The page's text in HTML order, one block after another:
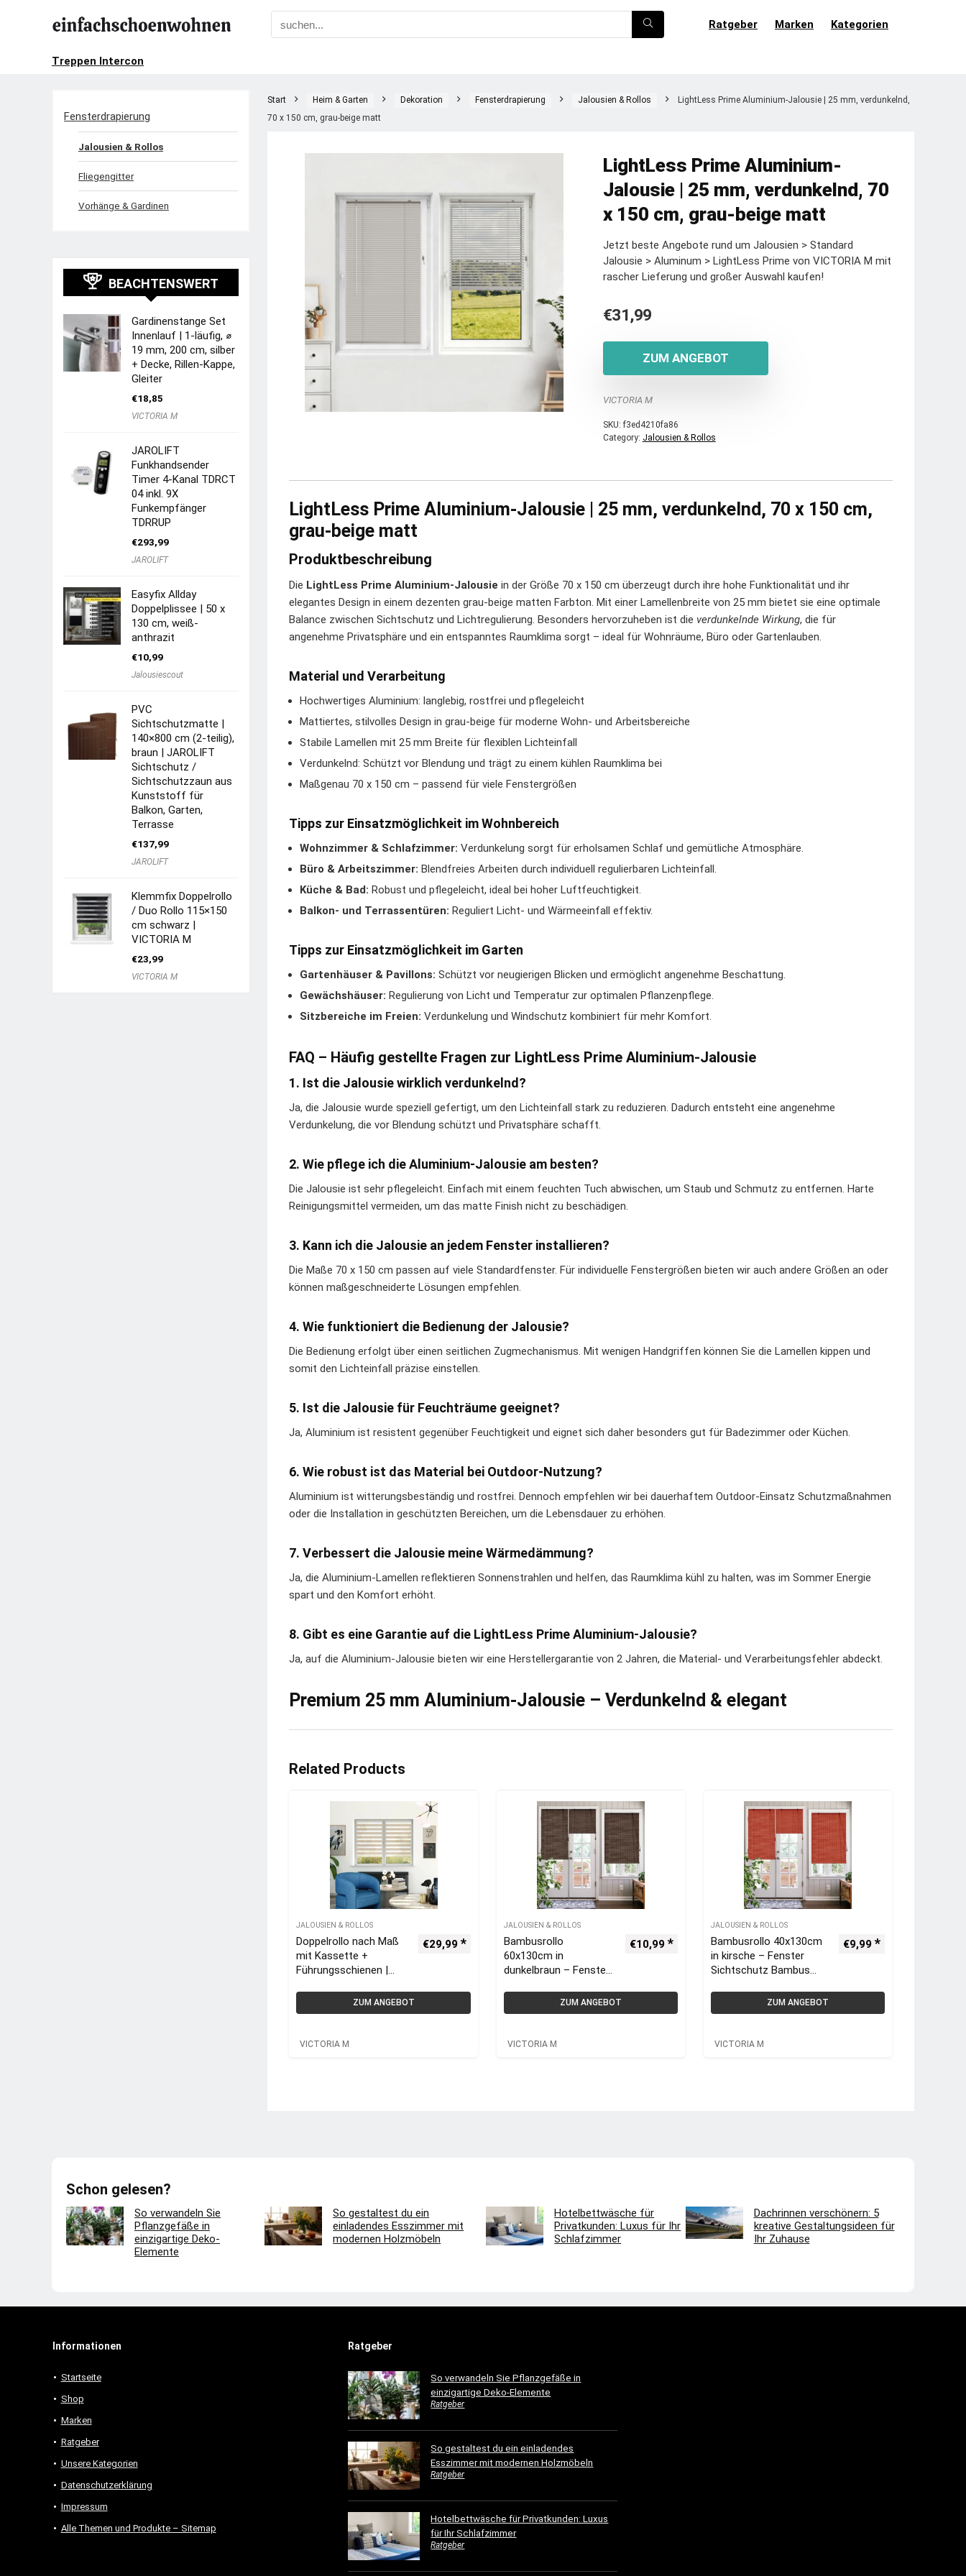
Ratgeber Marken Kategorien
Treppen Intercon
Start Heim & Garten Dekoration Fensterdrapierung Jalousien & Rollos
LightLess Prime Aluminium-Jalousie | 25 mm, verdunkelnd,
70 x 150 cm, grau-beige matt
LightLess Prime Aluminium-
Jalousie | 25 mm, verdunkelnd, 70
x 150 cm, grau-beige matt
Jetzt beste Angebote rund um Jalousien > Standard
Jalousie > Aluminum > LightLess Prime von VICTORIA M mit
rascher Lieferung und großer Auswahl kaufen!
€31,99
ZUM ANGEBOT
VICTORIA M
SKU:f3ed4210fa86
Category: Jalousien & Rollos
LightLess Prime Aluminium-Jalousie | 25 mm, verdunkelnd, 70 x 150 cm,
grau-beige matt
Produktbeschreibung
Die LightLess Prime Aluminium-Jalousie in der Größe 70 x 150 cm überzeugt durch ihre hohe Funktionalität und ihr
elegantes Design in einem dezenten grau-beige matten Farbton. Mit einer Lamellenbreite von 25 mm bietet sie eine optimale
Balance zwischen Sichtschutz und Lichtregulierung. Besonders hervorzuheben ist die verdunkelnde Wirkung, die für
angenehme Privatsphäre und ein entspanntes Raumklima sorgt – ideal für Wohnräume, Büro oder Gartenlauben.
Material und Verarbeitung
Hochwertiges Aluminium: langlebig, rostfrei und pflegeleicht
Mattiertes, stilvolles Design in grau-beige für moderne Wohn- und Arbeitsbereiche
Stabile Lamellen mit 25 mm Breite für flexiblen Lichteinfall
Verdunkelnd: Schützt vor Blendung und trägt zu einem kühlen Raumklima bei
Maßgenau 70 x 150 cm – passend für viele Fenstergrößen
Tipps zur Einsatzmöglichkeit im Wohnbereich
Wohnzimmer & Schlafzimmer: Verdunkelung sorgt für erholsamen Schlaf und gemütliche Atmosphäre.
Büro & Arbeitszimmer: Blendfreies Arbeiten durch individuell regulierbaren Lichteinfall.
Küche & Bad: Robust und pflegeleicht, ideal bei hoher Luftfeuchtigkeit.
Balkon- und Terrassentüren: Reguliert Licht- und Wärmeeinfall effektiv.
Tipps zur Einsatzmöglichkeit im Garten
Gartenhäuser & Pavillons: Schützt vor neugierigen Blicken und ermöglicht angenehme Beschattung.
Gewächshäuser: Regulierung von Licht und Temperatur zur optimalen Pflanzenpflege.
Sitzbereiche im Freien: Verdunkelung und Windschutz kombiniert für mehr Komfort.
FAQ – Häufig gestellte Fragen zur LightLess Prime Aluminium-Jalousie
1. Ist die Jalousie wirklich verdunkelnd?
Ja, die Jalousie wurde speziell gefertigt, um den Lichteinfall stark zu reduzieren. Dadurch entsteht eine angenehme
Verdunkelung, die vor Blendung schützt und Privatsphäre schafft.
2. Wie pflege ich die Aluminium-Jalousie am besten?
Die Jalousie ist sehr pflegeleicht. Einfach mit einem feuchten Tuch abwischen, um Staub und Schmutz zu entfernen. Harte
Reinigungsmittel vermeiden, um das matte Finish nicht zu beschädigen.
3. Kann ich die Jalousie an jedem Fenster installieren?
Die Maße 70 x 150 cm passen auf viele Standardfenster. Für individuelle Fenstergrößen bieten wir auch andere Größen an oder
können maßgeschneiderte Lösungen empfehlen.
4. Wie funktioniert die Bedienung der Jalousie?
Die Bedienung erfolgt über einen seitlichen Zugmechanismus. Mit wenigen Handgriffen können Sie die Lamellen kippen und
somit den Lichteinfall präzise einstellen.
5. Ist die Jalousie für Feuchträume geeignet?
Ja, Aluminium ist resistent gegenüber Feuchtigkeit und eignet sich daher besonders gut für Badezimmer oder Küchen.
6. Wie robust ist das Material bei Outdoor-Nutzung?
Aluminium ist witterungsbeständig und rostfrei. Dennoch empfehlen wir bei dauerhaftem Outdoor-Einsatz Schutzmaßnahmen
oder die Installation in geschützten Bereichen, um die Lebensdauer zu erhöhen.
7. Verbessert die Jalousie meine Wärmedämmung?
Ja, die Aluminium-Lamellen reflektieren Sonnenstrahlen und helfen, das Raumklima kühl zu halten, was im Sommer Energie
spart und den Komfort erhöht.
8. Gibt es eine Garantie auf die LightLess Prime Aluminium-Jalousie?
Ja, auf die Aluminium-Jalousie bieten wir eine Herstellergarantie von 2 Jahren, die Material- und Verarbeitungsfehler abdeckt.
Premium 25 mm Aluminium-Jalousie – Verdunkelnd & elegant
Related Products
JALOUSIEN & ROLLOS
Doppelrollo nach Maß
mit Kassette +
Führungsschienen |
€29,99
ZUM ANGEBOT
VICTORIA M
JALOUSIEN & ROLLOS
Bambusrollo
60x130cm in
dunkelbraun – Fenster
Rollos | VICTORIA M
€10,99
ZUM ANGEBOT
VICTORIA M
JALOUSIEN & ROLLOS
Bambusrollo 40x130cm
in kirsche – Fenster
Sichtschutz Bambus
€9,99
ZUM ANGEBOT
VICTORIA M
Fensterdrapierung
Jalousien & Rollos
Fliegengitter
Vorhänge & Gardinen
BEACHTENSWERT
Gardinenstange Set
Innenlauf | 1-läufig, ⌀
19 mm, 200 cm, silber
+ Decke, Rillen-Kappe,
Gleiter
€18,85
VICTORIA M
JAROLIFT
Funkhandsender
Timer 4-Kanal TDRCT
04 inkl. 9X
Funkempfänger
TDRRUP
€293,99
JAROLIFT
Easyfix Allday
Doppelplissee | 50 x
130 cm, weiß-
anthrazit
€10,99
Jalousiescout
PVC
Sichtschutzmatte |
140×800 cm (2-teilig),
braun | JAROLIFT
Sichtschutz /
Sichtschutzzaun aus
Kunststoff für
Balkon, Garten,
Terrasse
€137,99
JAROLIFT
Klemmfix Doppelrollo
/ Duo Rollo 115×150
cm schwarz |
VICTORIA M
€23,99
VICTORIA M
Schon gelesen?
So verwandeln Sie
Pflanzgefäße in
einzigartige Deko-
Elemente
So gestaltest du ein
einladendes Esszimmer mit
modernen Holzmöbeln
Hotelbettwäsche für
Privatkunden: Luxus für Ihr
Schlafzimmer
Dachrinnen verschönern: 5
kreative Gestaltungsideen für
Ihr Zuhause
Informationen
Startseite
Shop
Marken
Ratgeber
Unsere Kategorien
Datenschutzerklärung
Impressum
Alle Themen und Produkte – Sitemap
Ratgeber
So verwandeln Sie Pflanzgefäße in
einzigartige Deko-Elemente
Ratgeber
So gestaltest du ein einladendes
Esszimmer mit modernen Holzmöbeln
Ratgeber
Hotelbettwäsche für Privatkunden: Luxus
für Ihr Schlafzimmer
Ratgeber